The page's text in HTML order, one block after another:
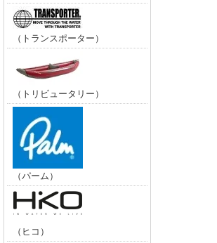
（トランスポーター）
（トリビュータリー）
（パーム）
（ヒコ）